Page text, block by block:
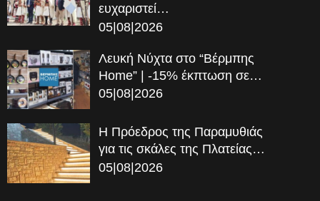
ευχαριστεί…
05|08|2026
Λευκή Νύχτα στο “Βέρμπης
Home” | -15% έκπτωση σε…
05|08|2026
Η Πρόεδρος της Παραμυθιάς
για τις σκάλες της Πλατείας…
05|08|2026